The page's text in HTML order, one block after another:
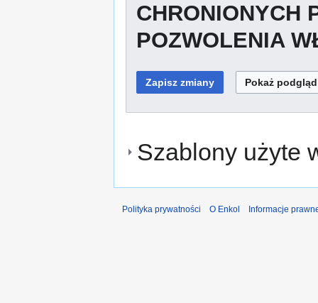
CHRONIONYCH
POZWOLENIA
Szablony użyte
Polityka prywatności O Enkol Informacje